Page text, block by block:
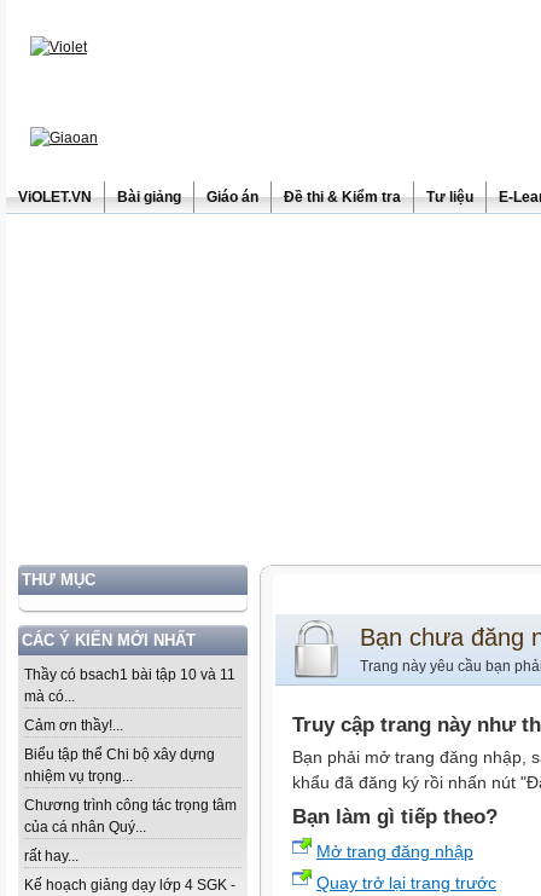
ViOLET.VN Bài giảng Giáo án Đề thi & Kiểm tra Tư liệu E-
THƯ MỤC
CÁC Ý KIẾN MỚI NHẤT
Thầy có bsach1 bài tập 10 và 11
mà có...
Cảm ơn thầy!...
Biểu tập thể Chi bộ xây dựng
nhiệm vụ trọng...
Chương trình công tác trọng tâm
của cá nhân Quý...
rất hay...
Kế hoạch giảng dạy lớp 4 SGK -
Bạn chưa đăng
Trang này yêu cầu bạn
Truy cập trang này như
Bạn phải mở trang đăng nhập,
khẩu đã đăng ký rồi nhấn nút
Bạn làm gì tiếp theo?
Mở trang đăng nhập
Quay trở lại trang trước